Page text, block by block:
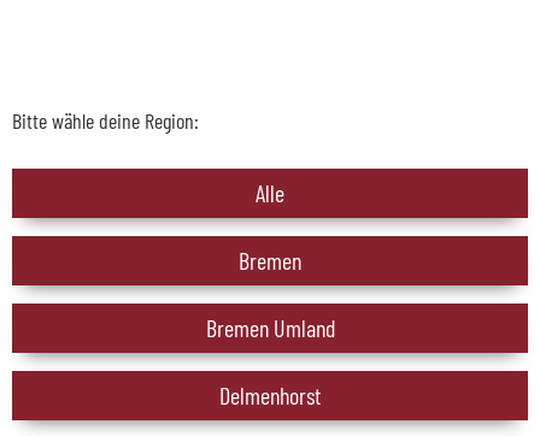
Bitte wähle deine Region:
Alle
Bremen
Bremen Umland
Delmenhorst